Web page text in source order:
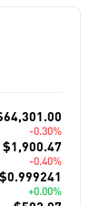
-0.30%
$1,900.47
-0.40%
$0.999241
+0.00%